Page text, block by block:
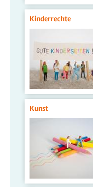
Kinderrechte
Kunst